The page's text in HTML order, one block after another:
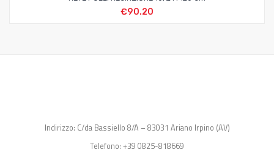
€90.20
Indirizzo: C/da Bassiello 8/A – 83031 Ariano Irpino (AV)
Telefono: +39 0825-818669